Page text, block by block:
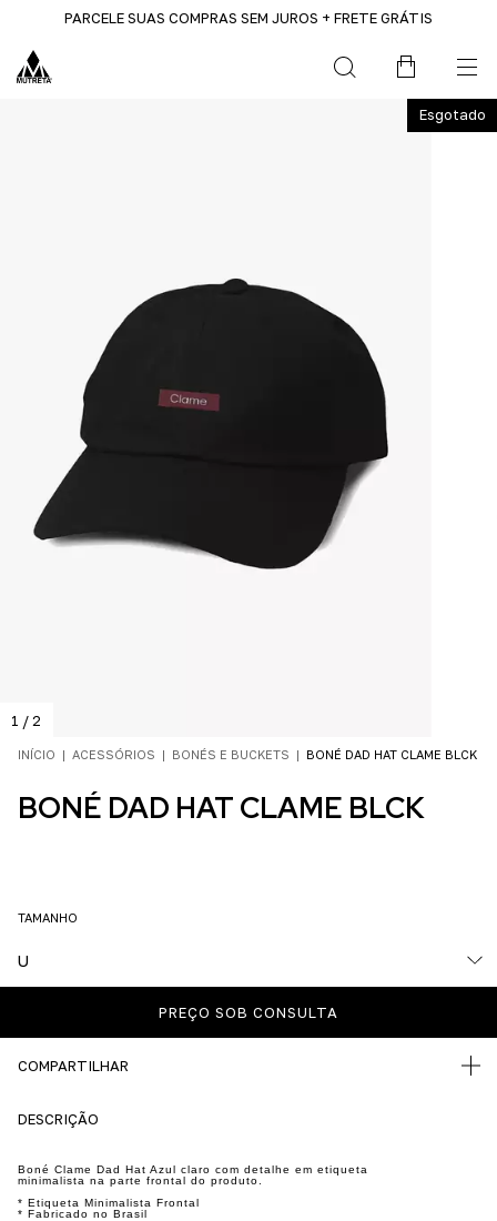
PARCELE SUAS COMPRAS SEM JUROS + FRETE GRÁTIS
Esgotado
1 /2
INÍCIO | ACESSÓRIOS | BONÉS E BUCKETS | BONÉ DAD HAT CLAME BLCK
BONÉ DAD HAT CLAME BLCK
TAMANHO
COMPARTILHAR
DESCRIÇÃO
Boné Clame Dad Hat Azul claro com detalhe em etiqueta
minimalista na parte frontal do produto.
* Etiqueta Minimalista Frontal
* Fabricado no Brasil